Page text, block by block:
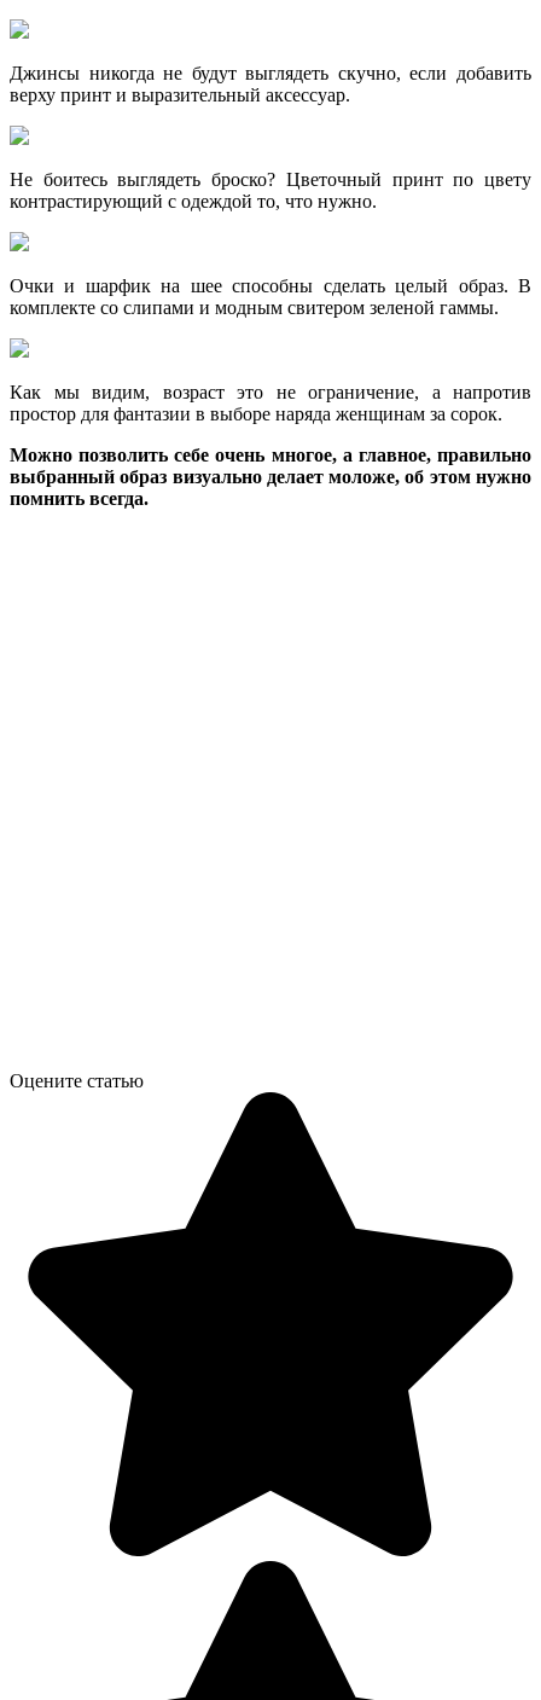
Джинсы никогда не будут выглядеть скучно, если добавить
верху принт и выразительный аксессуар.
Не боитесь выглядеть броско? Цветочный принт по цвету
контрастирующий с одеждой то, что нужно.
Очки и шарфик на шее способны сделать целый образ. В
комплекте со слипами и модным свитером зеленой гаммы.
Как мы видим, возраст это не ограничение, а напротив
простор для фантазии в выборе наряда женщинам за сорок.
Можно позволить себе очень многое, а главное, правильно
выбранный образ визуально делает моложе, об этом нужно
помнить всегда.
Оцените статью